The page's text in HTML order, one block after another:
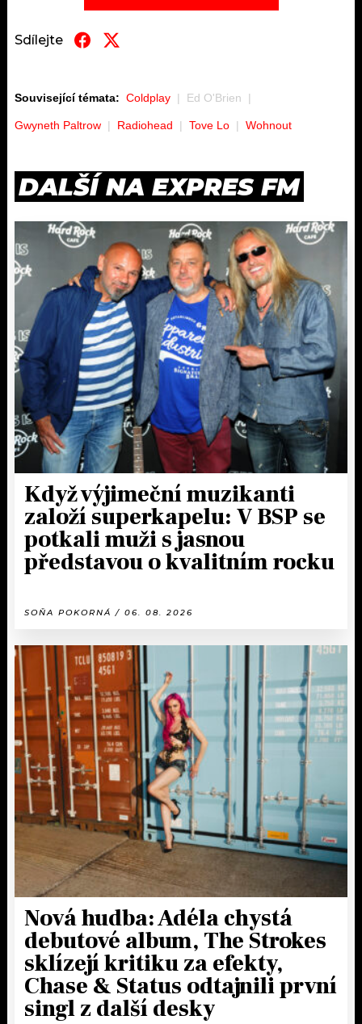
Sdílejte
Související témata: Coldplay Ed O'Brien
Gwyneth Paltrow Radiohead Tove Lo Wohnout
DALŠÍ NA EXPRES FM
Když výjimeční muzikanti
založí superkapelu: V BSP se
potkali muži s jasnou
představou o kvalitním rocku
SOŇA POKORNÁ / 06. 08. 2026
Nová hudba: Adéla chystá
debutové album, The Strokes
sklízejí kritiku za efekty,
Chase & Status odtajnili první
singl z další desky